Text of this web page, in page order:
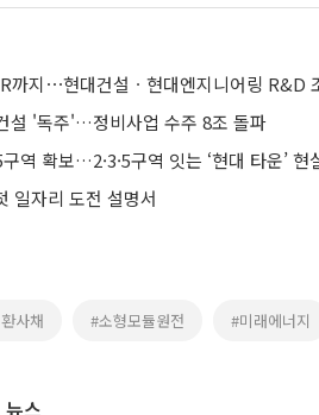
까지⋯현대건설ㆍ현대엔지니어링 R&D
설 '독주'…정비사업 수주 8조 돌파
역 확보…2·3·5구역 잇는 ‘현대 타운’ 현
일자리 도전 설명서
사채 #소형모듈원전 #미래에너지
스